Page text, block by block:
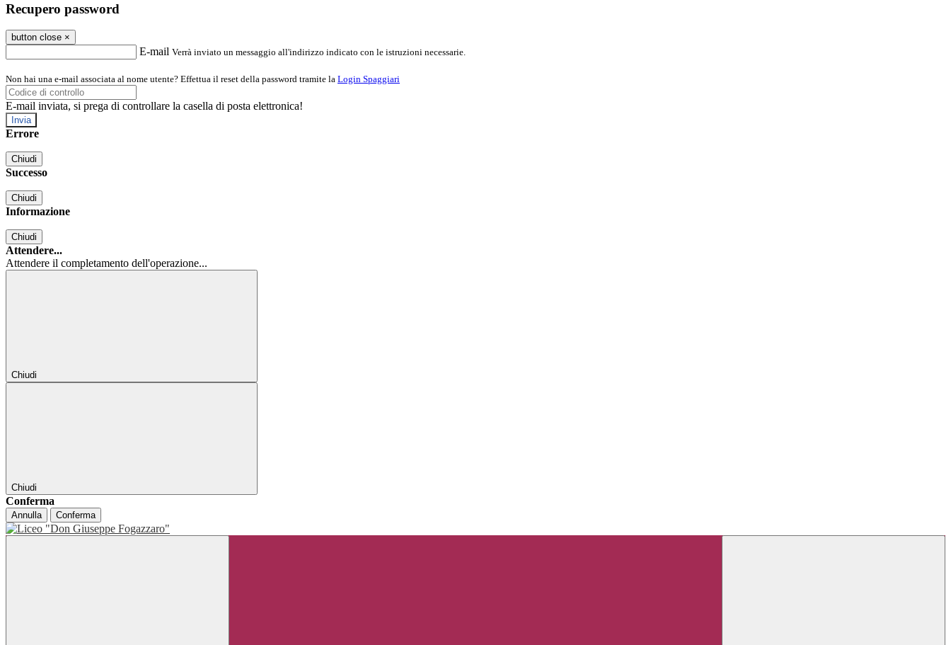
Recupero password
button close ×
E-mail Verrà inviato un messaggio all'indirizzo indicato con le istruzioni necessarie.
Non hai una e-mail associata al nome utente? Effettua il reset della password tramite la Login Spaggiari
E-mail inviata, si prega di controllare la casella di posta elettronica!
Errore
Chiudi
Successo
Chiudi
Informazione
Chiudi
Attendere...
Attendere il completamento dell'operazione...
Chiudi
Chiudi
Conferma
Annulla Conferma